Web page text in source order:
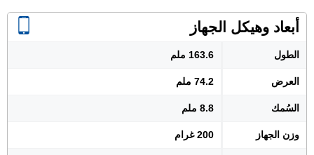
أبعاد وهيكل الجهاز
الطول 163.6 ملم
العرض 74.2 ملم
السُمك 8.8 ملم
وزن الجهاز 200 غرام